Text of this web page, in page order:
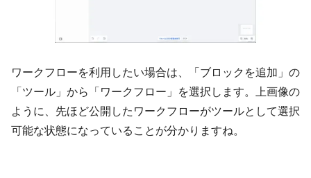
ワークフローを利用したい場合は、「ブロックを追加」の
「ツール」から「ワークフロー」を選択します。上画像の
ように、先ほど公開したワークフローがツールとして選択
可能な状態になっていることが分かりますね。